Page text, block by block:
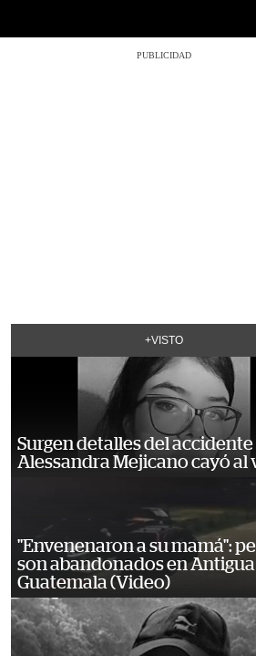
PUBLICIDAD
+VISTO
Surgen detalles del
Alessandra Mejicano cayó al
"Envenenaron a su mamá":
son abandonados en Antigua
Guatemala (Video)